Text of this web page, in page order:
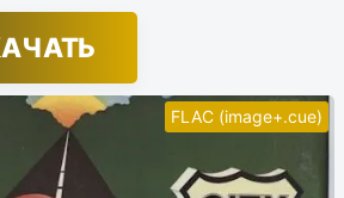
FLAC (image+.cue)